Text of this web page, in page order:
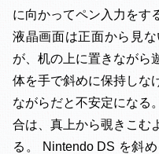
に向かってペン入力をす
液晶画面は正面から見
が、机の上に置きながら
体を手で斜めに保持しな
ながらだと不安定になる
合は、真上から覗きこむ
る。 Nintendo DS を斜